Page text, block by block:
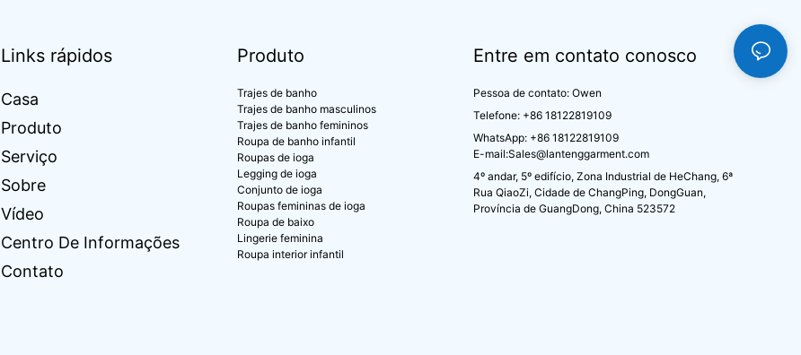
Links rápidos
Casa
Produto
Serviço
Sobre
Vídeo
Centro De Informações
Contato
Produto
Trajes de banho
Trajes de banho masculinos
Trajes de banho femininos
Roupa de banho infantil
Roupas de ioga
Legging de ioga
Conjunto de ioga
Roupas femininas de ioga
Roupa de baixo
Lingerie feminina
Roupa interior infantil
Entre em contato conosco
Pessoa de contato: Owen
Telefone: +86 18122819109
WhatsApp: +86 18122819109
E-mail:Sales@lantenggarment.com
4º andar, 5º edifício, Zona Industrial de HeChang, 6ª
Rua QiaoZi, Cidade de ChangPing, DongGuan,
Província de GuangDong, China 523572